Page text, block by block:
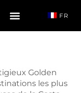
FR
Golden
les plus